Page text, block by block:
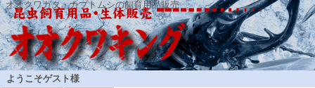
オオクワガタ・カブトムシの飼育用品販売
ようこそゲスト様